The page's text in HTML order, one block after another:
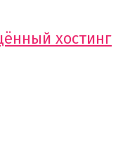
хостинг